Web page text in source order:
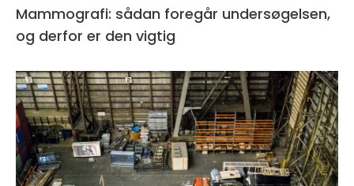
Mammografi: sådan foregår undersøgelsen,
og derfor er den vigtig